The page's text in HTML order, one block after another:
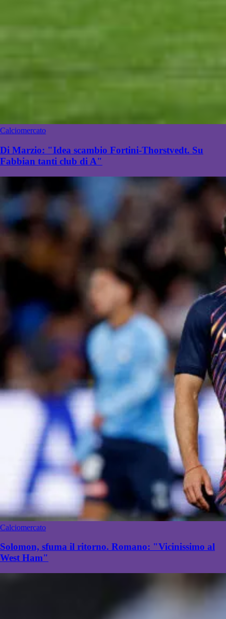
Calciomercato
Di Marzio: "Idea scambio Fortini-Thorstvedt. Su
Fabbian tanti club di A"
Calciomercato
Solomon, sfuma il ritorno. Romano: "Vicinissimo al
West Ham"